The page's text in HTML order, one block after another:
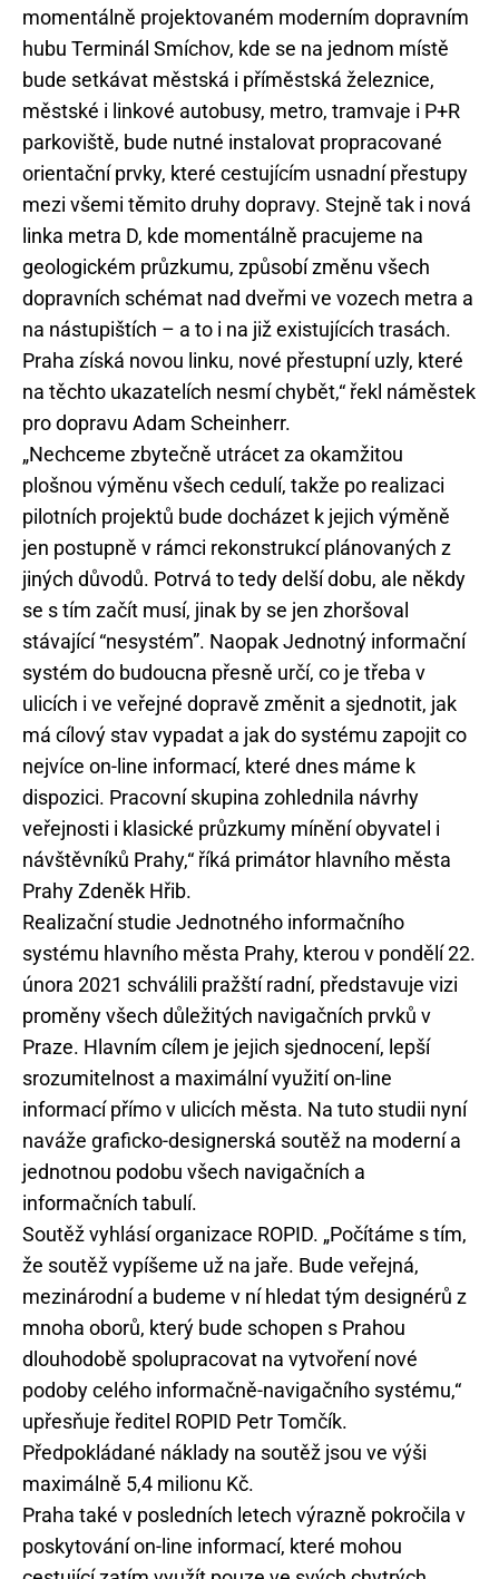
momentálně projektovaném moderním dopravním
hubu Terminál Smíchov, kde se na jednom místě
bude setkávat městská i příměstská železnice,
městské i linkové autobusy, metro, tramvaje i P+R
parkoviště, bude nutné instalovat propracované
orientační prvky, které cestujícím usnadní přestupy
mezi všemi těmito druhy dopravy. Stejně tak i nová
linka metra D, kde momentálně pracujeme na
geologickém průzkumu, způsobí změnu všech
dopravních schémat nad dveřmi ve vozech metra a
na nástupištích – a to i na již existujících trasách.
Praha získá novou linku, nové přestupní uzly, které
na těchto ukazatelích nesmí chybět,“ řekl náměstek
pro dopravu Adam Scheinherr.
„Nechceme zbytečně utrácet za okamžitou
plošnou výměnu všech cedulí, takže po realizaci
pilotních projektů bude docházet k jejich výměně
jen postupně v rámci rekonstrukcí plánovaných z
jiných důvodů. Potrvá to tedy delší dobu, ale někdy
se s tím začít musí, jinak by se jen zhoršoval
stávající “nesystém”. Naopak Jednotný informační
systém do budoucna přesně určí, co je třeba v
ulicích i ve veřejné dopravě změnit a sjednotit, jak
má cílový stav vypadat a jak do systému zapojit co
nejvíce on-line informací, které dnes máme k
dispozici. Pracovní skupina zohlednila návrhy
veřejnosti i klasické průzkumy mínění obyvatel i
návštěvníků Prahy,“ říká primátor hlavního města
Prahy Zdeněk Hřib.
Realizační studie Jednotného informačního
systému hlavního města Prahy, kterou v pondělí 22.
února 2021 schválili pražští radní, představuje vizi
proměny všech důležitých navigačních prvků v
Praze. Hlavním cílem je jejich sjednocení, lepší
srozumitelnost a maximální využití on-line
informací přímo v ulicích města. Na tuto studii nyní
naváže graficko-designerská soutěž na moderní a
jednotnou podobu všech navigačních a
informačních tabulí.
Soutěž vyhlásí organizace ROPID. „Počítáme s tím,
že soutěž vypíšeme už na jaře. Bude veřejná,
mezinárodní a budeme v ní hledat tým designérů z
mnoha oborů, který bude schopen s Prahou
dlouhodobě spolupracovat na vytvoření nové
podoby celého informačně-navigačního systému,“
upřesňuje ředitel ROPID Petr Tomčík.
Předpokládané náklady na soutěž jsou ve výši
maximálně 5,4 milionu Kč.
Praha také v posledních letech výrazně pokročila v
poskytování on-line informací, které mohou